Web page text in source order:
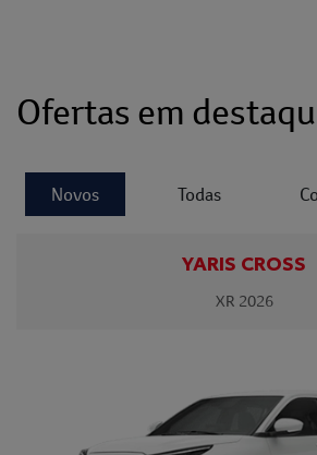
Ofertas em
Novos Todas
YARIS CROSS
XR 2026